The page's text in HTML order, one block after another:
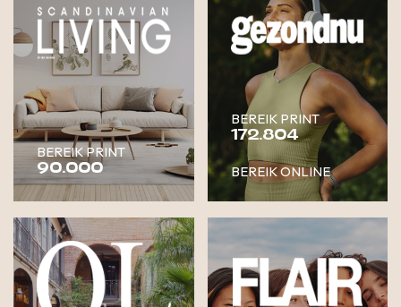
BEREIK PRINT
90.000
BEREIK PRINT
172.804
BEREIK ONLINE